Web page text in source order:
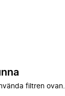
filtren ovan.